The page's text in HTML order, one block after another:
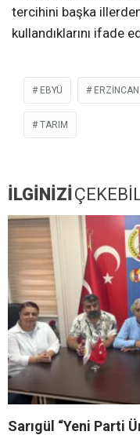
tercihini başka
kullandıklarını ifade
EBYÜ ERZİNCAN
TARIM
İLGİNİZİ
Sarıgül “Yeni Parti